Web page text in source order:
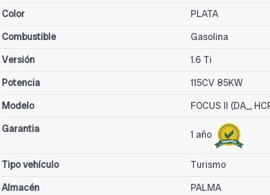
Color
PLATA
Combustible
Gasolina
Versión
1.6 Ti
Potencia
115CV 85KW
Modelo
FOCUS II (DA_,
Garantia
1 año
Tipo vehículo
Turismo
Almacén
PALMA